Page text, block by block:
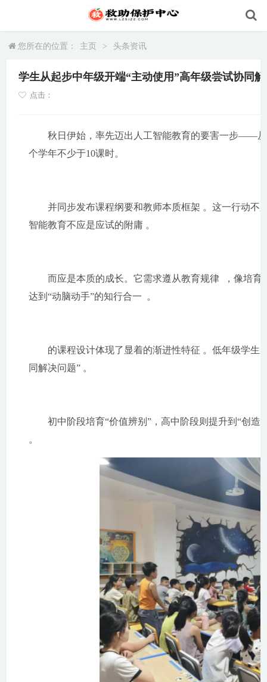
您所在的位置： 主页 > 头条资讯
学生从起步中年级开端“主动使用”高年级尝试协同
点击：
秋日伊始，率先迈出人工智能教育的要害一步——从
个学年不少于10课时。
并同步发布课程纲要和教师本质框架 。这一行动不
智能教育不应是应试的附庸 。
而应是本质的成长。它需求遵从教育规律  ，像培育树苗
达到“动脑动手”的知行合一  。
的课程设计体现了显着的渐进性特征 。低年级学生
同解决问题” 。
初中阶段培育“价值辨别”，高中阶段则提升到“创造立
。